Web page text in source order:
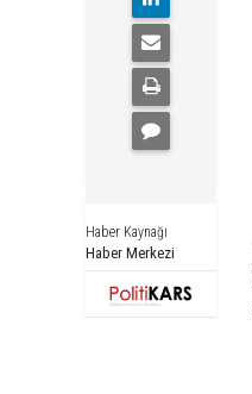
Haber Kaynağı
Haber Merkezi